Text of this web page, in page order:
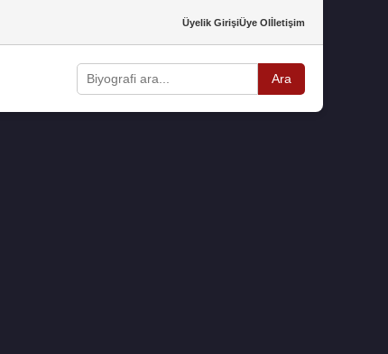
Üyelik GirişiÜye Olİletişim
Ara